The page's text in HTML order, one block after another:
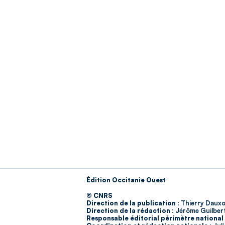
Édition Occitanie Ouest
© CNRS
Direction de la publication : Thierry
Direction de la rédaction : Jérôme
Responsable éditorial périmètre national